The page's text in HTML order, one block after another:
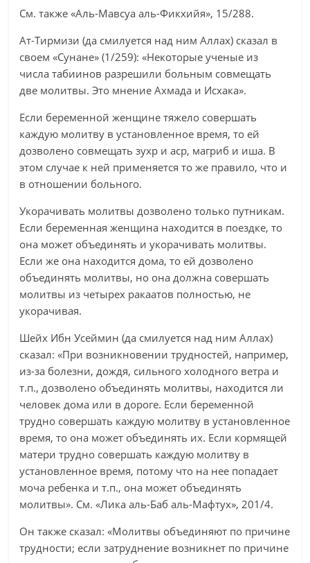
См. также «Аль-Мавсуа аль-Фикхийя», 15/288.
Ат-Тирмизи (да смилуется над ним Аллах) сказал в
своем «Сунане» (1/259): «Некоторые ученые из
числа табиинов разрешили больным совмещать
две молитвы. Это мнение Ахмада и Исхака».
Если беременной женщине тяжело совершать
каждую молитву в установленное время, то ей
дозволено совмещать зухр и аср, магриб и иша. В
этом случае к ней применяется то же правило, что и
в отношении больного.
Укорачивать молитвы дозволено только путникам.
Если беременная женщина находится в поездке, то
она может объединять и укорачивать молитвы.
Если же она находится дома, то ей дозволено
объединять молитвы, но она должна совершать
молитвы из четырех ракаатов полностью, не
укорачивая.
Шейх Ибн Усеймин (да смилуется над ним Аллах)
сказал: «При возникновении трудностей, например,
из-за болезни, дождя, сильного холодного ветра и
т.п., дозволено объединять молитвы, находится ли
человек дома или в дороге. Если беременной
трудно совершать каждую молитву в установленное
время, то она может объединять их. Если кормящей
матери трудно совершать каждую молитву в
установленное время, потому что на нее попадает
моча ребенка и т.п., она может объединять
молитвы». См. «Лика аль-Баб аль-Мафтух», 201/4.
Он также сказал: «Молитвы объединяют по причине
трудности; если затруднение возникнет по причине